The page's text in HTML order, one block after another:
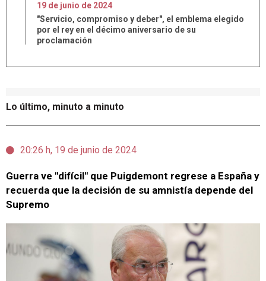
Lo último, minuto a minuto
20:26 h, 19 de junio de 2024
Guerra ve "difícil" que Puigdemont regrese a España y
recuerda que la decisión de su amnistía depende del
Supremo
19 de junio de 2024
"Servicio, compromiso y deber", el emblema elegido
por el rey en el décimo aniversario de su
proclamación